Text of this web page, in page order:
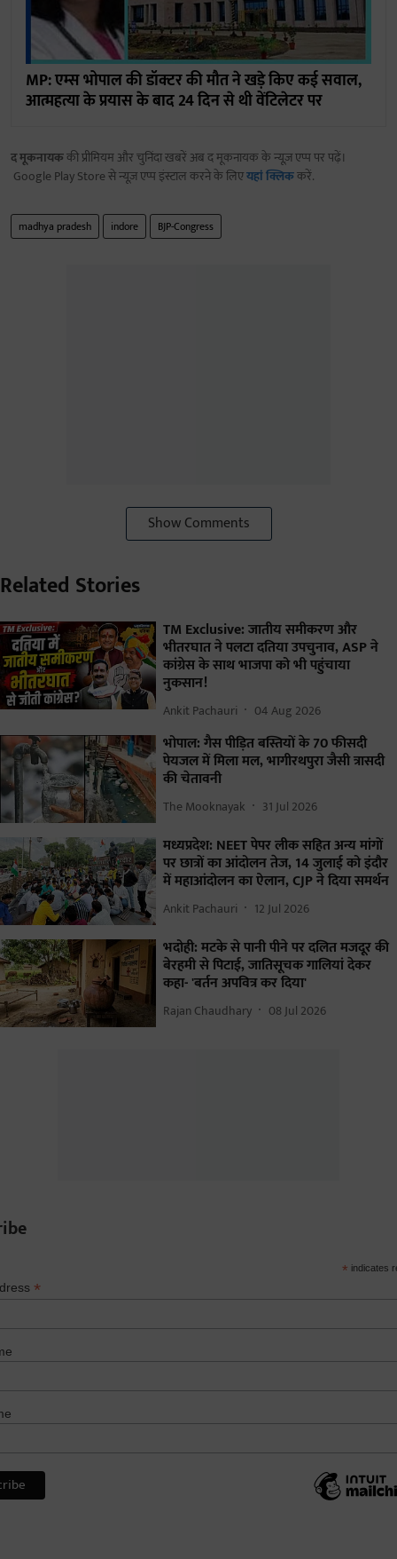
MP: एम्स भोपाल की डॉक्टर की मौत ने खड़े किए कई सवाल,
आत्महत्या के प्रयास के बाद 24 दिन से थी वेंटिलेटर पर
द मूकनायककी प्रीमियम और चुनिंदा खबरें अब द मूकनायक के न्यूज़ एप्प पर पढ़ें।
Google Play Store से न्यूज़ एप्प इंस्टाल करने के लिएयहां क्लिककरें.
madhya pradesh indore BJP-Congress
Show Comments
Related Stories
TM Exclusive: जातीय समीकरण और
भीतरघात ने पलटा दतिया उपचुनाव, ASP ने
कांग्रेस के साथ भाजपा को भी पहुंचाया
नुकसान!
Ankit Pachauri 04 Aug 2026
भोपाल: गैस पीड़ित बस्तियों के 70 फीसदी
पेयजल में मिला मल, भागीरथपुरा जैसी त्रासदी
की चेतावनी
The Mooknayak 31 Jul 2026
मध्यप्रदेश: NEET पेपर लीक सहित अन्य मांगों
पर छात्रों का आंदोलन तेज, 14 जुलाई को इंदौर
में महाआंदोलन का ऐलान, CJP ने दिया समर्थन
Ankit Pachauri 12 Jul 2026
भदोही: मटके से पानी पीने पर दलित मजदूर की
बेरहमी से पिटाई, जातिसूचक गालियां देकर
कहा- 'बर्तन अपवित्र कर दिया'
Rajan Chaudhary 08 Jul 2026
* indicates
*